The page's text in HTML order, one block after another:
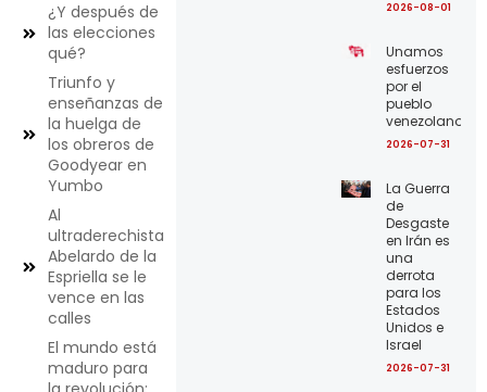
¿Y después de
las elecciones
qué?
Triunfo y
enseñanzas de
la huelga de
los obreros de
Goodyear en
Yumbo
Al
ultraderechista
Abelardo de la
Espriella se le
vence en las
calles
El mundo está
maduro para
2026-08-01
Unamos
esfuerzos
por el
pueblo
venezolano
2026-07-31
La Guerra
de
Desgaste
en Irán es
una
derrota
para los
Estados
Unidos e
Israel
2026-07-31